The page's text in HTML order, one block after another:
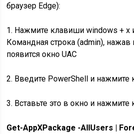
браузер Edge):
1. Нажмите клавиши windows + x
Командная строка (admin), нажав
появится окно UAC
2. Введите PowerShell и
3. Вставьте это в окно и
Get-AppXPackage -AllUsers |